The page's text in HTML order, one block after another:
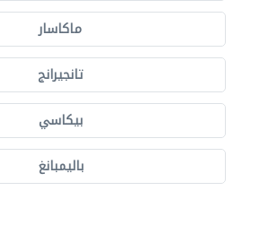
ماكاسار
تانجيرانج
بيكاسي
باليمبانغ